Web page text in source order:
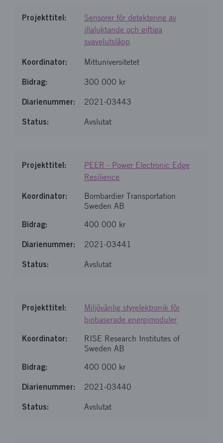
Sensorer för detektering av
illaluktande och giftiga
svavelutsläpp
Mittuniversitetet
300 000 kr
2021-03443
Avslutat
PEER - Power Electronic Edge
Resilience
Bombardier Transportation
Sweden AB
400 000 kr
2021-03441
Avslutat
Miljövänlig styrelektronik för
biobaserade energimoduler
RISE Research Institutes of
Sweden AB
400 000 kr
2021-03440
Avslutat